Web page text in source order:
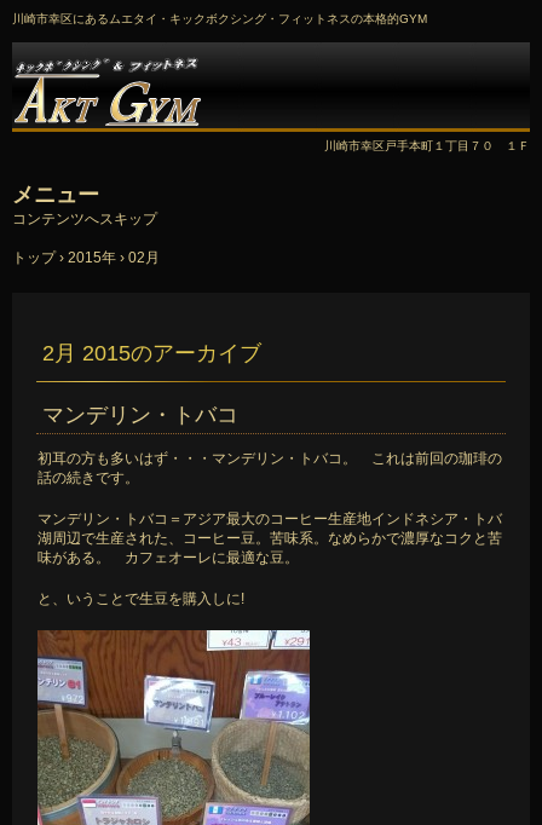
川崎市幸区にあるムエタイ・キックボクシング・フィットネスの本格的GYM
川崎市幸区戸手本町１丁目７０ １Ｆ
メニュー
コンテンツへスキップ
トップ › 2015年 › 02月
2月 2015のアーカイブ
マンデリン・トバコ
初耳の方も多いはず・・・マンデリン・トバコ。 これは前回の珈琲の
話の続きです。
マンデリン・トバコ＝アジア最大のコーヒー生産地インドネシア・トバ
湖周辺で生産された、コーヒー豆。苦味系。なめらかで濃厚なコクと苦
味がある。 カフェオーレに最適な豆。
と、いうことで生豆を購入しに!